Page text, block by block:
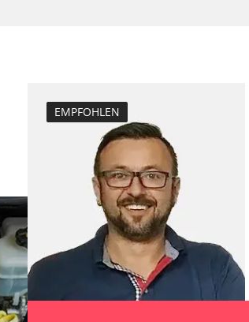
Injektoren einstellen
Lamdasonde anlernen
Kalibrierung
Parkbremse in
Raildrucksensor
Servicerückstellung
Steuergerät
EMPFOHLEN